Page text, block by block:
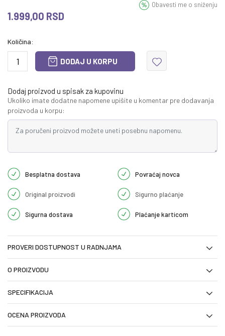
1.999,00 RSD
Obavesti me o sniženju
Količina:
DODAJ U KORPU
Dodaj proizvod u spisak za kupovinu
Ukoliko imate dodatne napomene upišite u komentar pre dodavanja
proizvoda u korpu:
Besplatna dostava Povraćaj novca
Original proizvodi Sigurno plaćanje
Sigurna dostava Plaćanje karticom
PROVERI DOSTUPNOST U RADNJAMA
O PROIZVODU
SPECIFIKACIJA
OCENA PROIZVODA